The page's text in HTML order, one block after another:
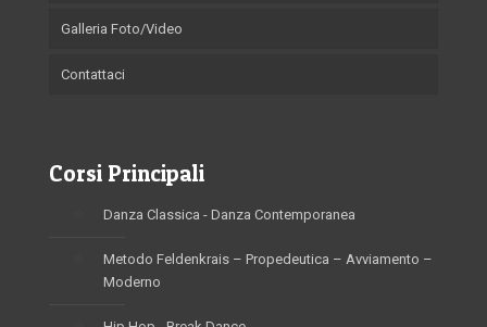
Galleria Foto/Video
Contattaci
Corsi Principali
Danza Classica - Danza Contemporanea
Metodo Feldenkrais – Propedeutica – Avviamento –
Moderno